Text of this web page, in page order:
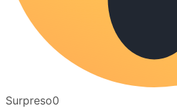
Surpreso0